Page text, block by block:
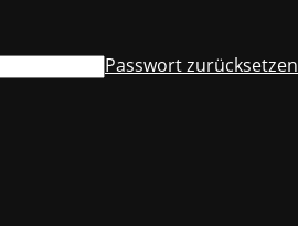
Passwort zurücksetzen